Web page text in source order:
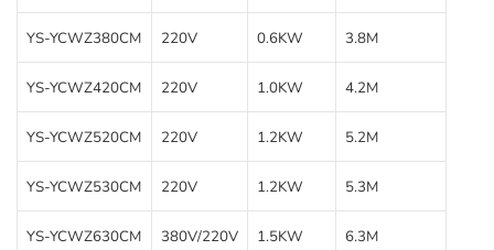
YS-YCWZ380CM 220V 0.6KW 3.8M
YS-YCWZ420CM 220V 1.0KW 4.2M
YS-YCWZ520CM 220V 1.2KW 5.2M
YS-YCWZ530CM 220V 1.2KW 5.3M
YS-YCWZ630CM 380V/220V 1.5KW 6.3M